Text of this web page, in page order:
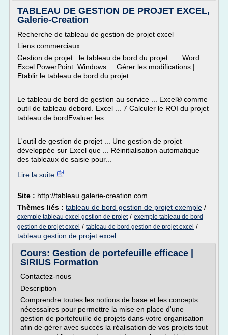
TABLEAU DE GESTION DE PROJET EXCEL,
Galerie-Creation
Recherche de tableau de gestion de projet excel
Liens commerciaux
Gestion de projet : le tableau de bord du projet . ... Word
Excel PowerPoint. Windows ... Gérer les modifications |
Etablir le tableau de bord du projet ...
Le tableau de bord de gestion au service ... Excel® comme
outil de tableau debord. Excel ... 7 Calculer le ROI du projet
tableau de bordEvaluer les ...
L'outil de gestion de projet ... Une gestion de projet
développée sur Excel que ... Réinitialisation automatique
des tableaux de saisie pour...
Lire la suite
Site : http://tableau.galerie-creation.com
Thèmes liés : tableau de bord gestion de projet exemple /
exemple tableau excel gestion de projet/ exemple tableau de bord
gestion de projet excel / tableau de bord gestion de projet excel /
tableau gestion de projet excel
Cours: Gestion de portefeuille efficace |
SIRIUS Formation
Contactez-nous
Description
Comprendre toutes les notions de base et les concepts
nécessaires pour permettre la mise en place d'une
gestion de portefeuille de projets dans votre organisation
afin de gérer avec succès la réalisation de vos projets tout